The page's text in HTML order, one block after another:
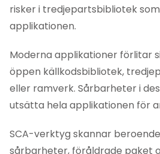
risker i tredjepartsbibliotek
applikationen.
Moderna applikationer förlitar
öppen källkodsbibliotek,
eller ramverk. Sårbarheter i
utsätta hela applikationen för
SCA-verktyg skannar
sårbarheter, föråldrade paket